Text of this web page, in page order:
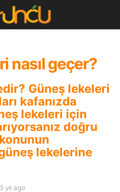
nasıl geçer?
Güneş lekeleri
kafanızda
lekeleri için
doğru
lekelerine
3 yıl ago